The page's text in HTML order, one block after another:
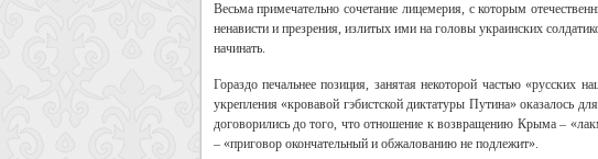
Весьма примечательно сочетание лицемерия, с которым
ненависти и презрения, излитых ими на головы украинских
начинать.
Гораздо печальнее позиция, занятая некоторой частью «русских
укрепления «кровавой гэбистской диктатуры Путина» оказалось
договорились до того, что отношение к возвращению Крыма –
– «приговор окончательный и обжалованию не подлежит».